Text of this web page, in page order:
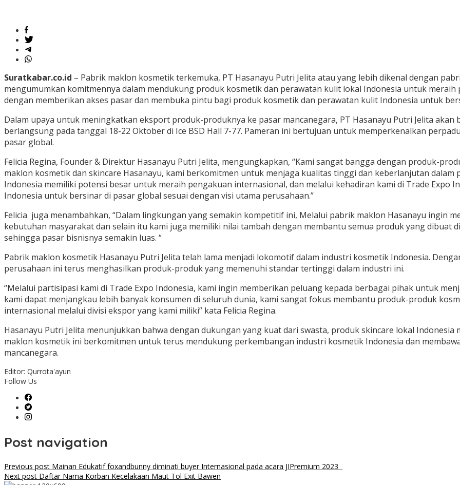
Suratkabar.co.id – Pabrik maklon kosmetik terkemuka, PT Hasanayu Putri Jelita atau yang lebih dikenal dengan
mengumumkan komitmennya dalam mendukung produk kosmetik dan perawatan kulit lokal Indonesia untuk
dengan memberikan akses pasar dan membuka pintu bagi produk kosmetik dan perawatan kulit Indonesia untuk
Dalam upaya untuk meningkatkan eksport produk-produknya ke pasar mancanegara, PT Hasanayu Putri Jelita
berlangsung pada tanggal 18-22 Oktober di Ice BSD Hall 7-77. Pameran ini bertujuan untuk memperkenalkan
pasar global.
Felicia Regina, Founder & Direktur Hasanayu Putri Jelita, mengungkapkan, “Kami sangat bangga dengan produk-
maklon kosmetik dan skincare Hasanayu, kami berkomitmen untuk menjaga kualitas tinggi dan keberlanjutan dalam
Indonesia memiliki potensi besar untuk meraih pengakuan internasional, dan melalui kehadiran kami di Trade Expo
Indonesia untuk bersinar di pasar global sesuai dengan visi utama perusahaan.”
Felicia juga menambahkan, “Dalam lingkungan yang semakin kompetitif ini, Melalui pabrik maklon Hasanayu ingin
kebutuhan masyarakat dan selain itu kami juga memiliki nilai tambah dengan membantu semua produk yang dibuat
sehingga pasar bisnisnya semakin luas. “
Pabrik maklon kosmetik Hasanayu Putri Jelita telah lama menjadi lokomotif dalam industri kosmetik Indonesia.
perusahaan ini terus menghasilkan produk-produk yang memenuhi standar tertinggi dalam industri ini.
“Melalui partisipasi kami di Trade Expo Indonesia, kami ingin memberikan peluang kepada berbagai pihak untuk
kami dapat menjangkau lebih banyak konsumen di seluruh dunia, kami sangat fokus membantu produk-produk
internasional melalui divisi ekspor yang kami miliki” kata Felicia Regina.
Hasanayu Putri Jelita menunjukkan bahwa dengan dukungan yang kuat dari swasta, produk skincare lokal
maklon kosmetik ini berkomitmen untuk terus mendukung perkembangan industri kosmetik Indonesia dan
mancanegara.
Editor: Qurrota'ayun
Follow Us
Post navigation
Previous post Mainan Edukatif foxandbunny diminati buyer Internasional pada acara JIPremium 2023
Next post Daftar Nama Korban Kecelakaan Maut Tol Exit Bawen